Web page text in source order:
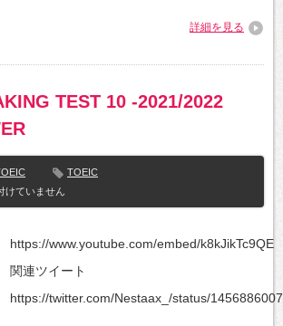
詳細を見る
TEST 10 -2021/2022
TOEIC
けていません
https://www.youtube.com/embed/k8kJikTc9QE
関連ツイート
https://twitter.com/Nestaax_/status/